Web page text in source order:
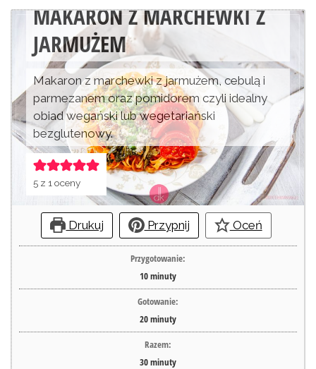
MAKARON Z MARCHEWKI Z
JARMUŻEM
Makaron z marchewki z jarmużem, cebulą i
parmezanem oraz pomidorem czyli idealny
obiad wegański lub wegetariański
bezglutenowy.
5 z 1 oceny
Drukuj Przypnij Oceń
Przygotowanie:
10minuty
Gotowanie:
20minuty
Razem:
30minuty